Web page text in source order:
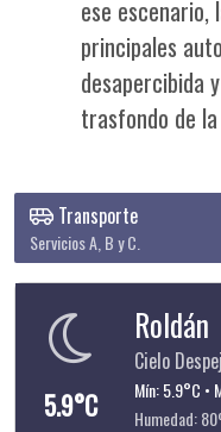
ese escenario,
principales
desapercibida
trasfondo de
Transporte
Servicios A, B y C.
5.9°C
Roldán
Cielo
Mín: 5.9°C •
Humedad: